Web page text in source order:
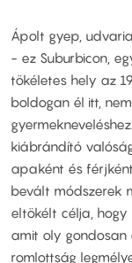
Ápolt gyep,
- ez Suburbicon,
tökéletes hely az
boldogan él itt,
kiábrándító
apaként és
bevált módszerek
eltökélt célja, hogy
amit oly gondosan
romlottság